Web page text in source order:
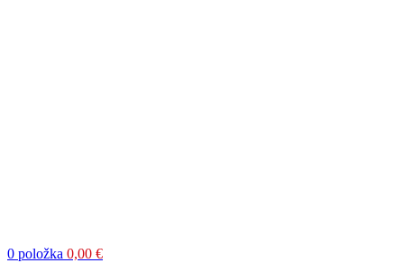
0 položka 0,00 €